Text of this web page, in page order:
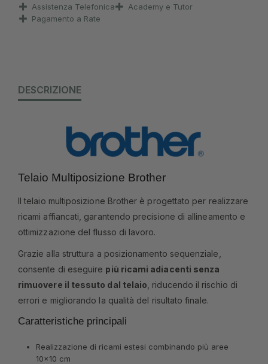
Assistenza Telefonica
Academy e Tutor
Pagamento a Rate
DESCRIZIONE
Telaio Multiposizione Brother
Il telaio multiposizione Brother è progettato per realizzare
ricami affiancati, garantendo precisione di allineamento e
ottimizzazione del flusso di lavoro.
Grazie alla struttura a posizionamento sequenziale,
consente di eseguire più ricami adiacenti senza
rimuovere il tessuto dal telaio , riducendo il rischio di
errori e migliorando la qualità del risultato finale.
Caratteristiche principali
Realizzazione di ricami estesi combinando più aree
10×10 cm